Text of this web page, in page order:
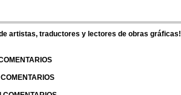
artistas, traductores y lectores de obras gráficas!